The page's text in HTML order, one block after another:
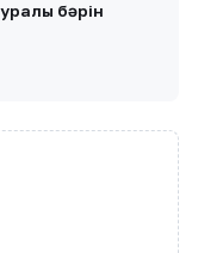
бәрін